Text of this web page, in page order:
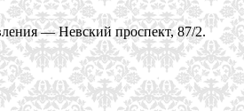
— Невский проспект, 87/2.